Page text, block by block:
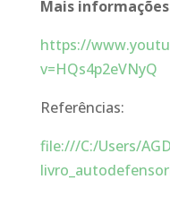
Mais
https://
v=HQs4p2eVNyQ
Referências:
file:///C:/Users/